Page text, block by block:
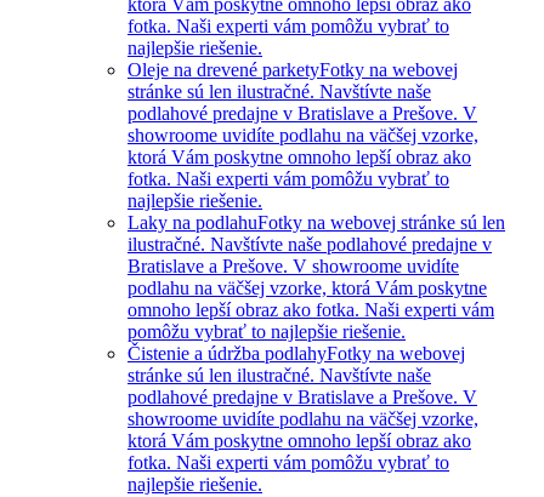
fotka. Naši experti vám pomôžu vybrať to
najlepšie riešenie.
Oleje na drevené parketyFotky na webovej
stránke sú len ilustračné. Navštívte naše
podlahové predajne v Bratislave a Prešove. V
showroome uvidíte podlahu na väčšej vzorke,
ktorá Vám poskytne omnoho lepší obraz ako
fotka. Naši experti vám pomôžu vybrať to
najlepšie riešenie.
Laky na podlahuFotky na webovej stránke sú len
ilustračné. Navštívte naše podlahové predajne v
Bratislave a Prešove. V showroome uvidíte
podlahu na väčšej vzorke, ktorá Vám poskytne
omnoho lepší obraz ako fotka. Naši experti vám
pomôžu vybrať to najlepšie riešenie.
Čistenie a údržba podlahyFotky na webovej
stránke sú len ilustračné. Navštívte naše
podlahové predajne v Bratislave a Prešove. V
showroome uvidíte podlahu na väčšej vzorke,
ktorá Vám poskytne omnoho lepší obraz ako
fotka. Naši experti vám pomôžu vybrať to
najlepšie riešenie.